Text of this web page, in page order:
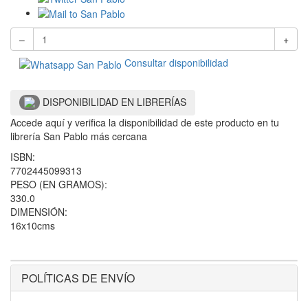
–
+
Consultar disponibilidad
DISPONIBILIDAD EN LIBRERÍAS
Accede aquí y verifica la disponibilidad de este producto en tu
librería San Pablo más cercana
ISBN:
7702445099313
PESO (EN GRAMOS):
330.0
DIMENSIÓN:
16x10cms
POLÍTICAS DE ENVÍO